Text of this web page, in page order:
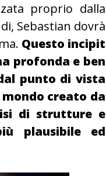
proprio dalla
Sebastian dovrà
Questo incipit
profonda e ben
punto di vista
creato da
di strutture e
plausibile ed